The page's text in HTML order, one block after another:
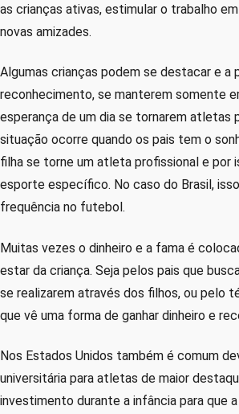
as crianças ativas, estimular o trabalho
novas amizades.
Algumas crianças podem se destacar e a
reconhecimento, se manterem somente
esperança de um dia se tornarem atletas
situação ocorre quando os pais tem o
filha se torne um atleta profissional e por
esporte específico. No caso do Brasil,
frequência no futebol.
Muitas vezes o dinheiro e a fama é
estar da criança. Seja pelos pais que
se realizarem através dos filhos, ou pelo
que vê uma forma de ganhar dinheiro e
Nos Estados Unidos também é comum
universitária para atletas de maior
investimento durante a infância para que